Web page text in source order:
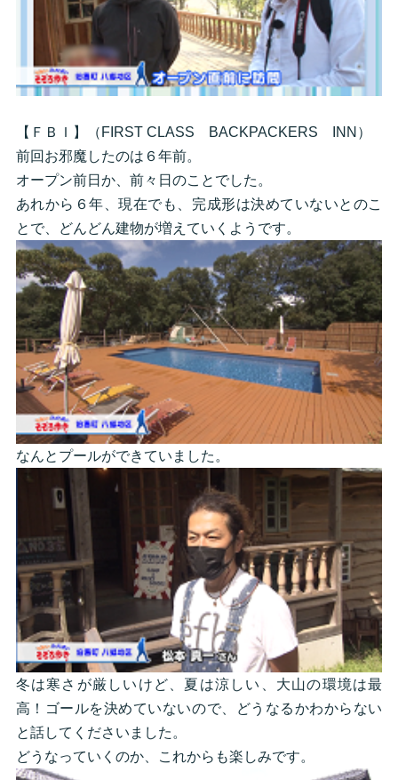
【ＦＢＩ】（FIRST CLASS BACKPACKERS INN）
前回お邪魔したのは６年前。
オープン前日か、前々日のことでした。
あれから６年、現在でも、完成形は決めていないとのこ
とで、どんどん建物が増えていくようです。
なんとプールができていました。
冬は寒さが厳しいけど、夏は涼しい、大山の環境は最
高！ゴールを決めていないので、どうなるかわからない
と話してくださいました。
どうなっていくのか、これからも楽しみです。